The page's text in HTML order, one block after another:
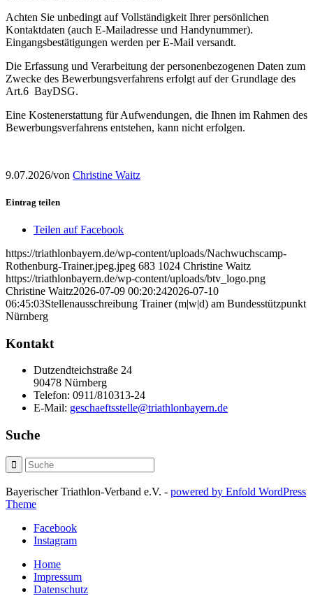
Achten Sie unbedingt auf Vollständigkeit Ihrer persönlichen
Kontaktdaten (auch E-Mailadresse und Handynummer).
Eingangsbestätigungen werden per E-Mail versandt.
Die Erfassung und Verarbeitung der personenbezogenen Daten zum
Zwecke des Bewerbungsverfahrens erfolgt auf der Grundlage des
Art.6 BayDSG.
Eine Kostenerstattung für Aufwendungen, die Ihnen im Rahmen des
Bewerbungsverfahrens entstehen, kann nicht erfolgen.
9.07.2026/von Christine Waitz
Eintrag teilen
Teilen auf Facebook
https://triathlonbayern.de/wp-content/uploads/Nachwuchscamp-
Rothenburg-Trainer.jpeg.jpeg 683 1024 Christine Waitz
https://triathlonbayern.de/wp-content/uploads/btv_logo.png
Christine Waitz2026-07-09 00:20:242026-07-10
06:45:03Stellenausschreibung Trainer (m|w|d) am Bundesstützpunkt
Nürnberg
Kontakt
Dutzendteichstraße 24
90478 Nürnberg
Telefon: 0911/810313-24
E-Mail: geschaeftsstelle@triathlonbayern.de
Suche
Bayerischer Triathlon-Verband e.V. - powered by Enfold WordPress
Theme
Facebook
Instagram
Home
Impressum
Datenschutz